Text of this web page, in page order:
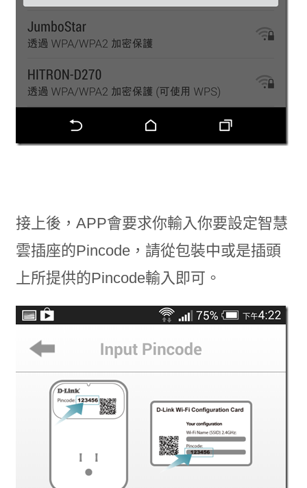
接上後，APP會要求你輸入你要設定智慧
雲插座的Pincode，請從包裝中或是插頭
上所提供的Pincode輸入即可。